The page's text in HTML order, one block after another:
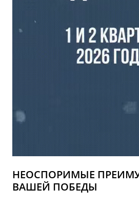
НЕОСПОРИМЫЕ
ВАШЕЙ ПОБЕДЫ